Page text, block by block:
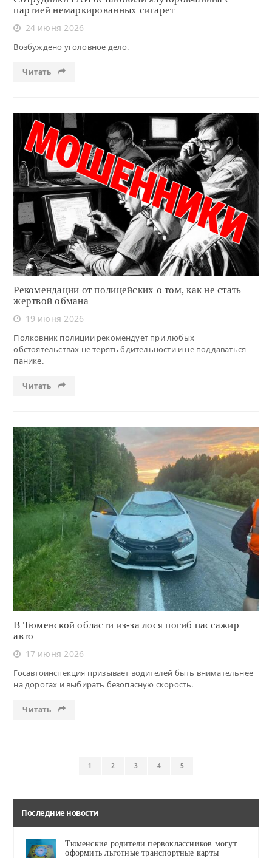
партией немаркированных сигарет
24 июня 2026
Возбуждено уголовное дело.
Читать
Читать
Рекомендации от полицейских о том, как не стать
жертвой обмана
19 июня 2026
Полковник полиции рекомендует при любых
обстоятельствах не терять бдительности и не поддаваться
панике.
Читать
Читать
В Тюменской области из-за лося погиб пассажир
авто
17 июня 2026
Госавтоинспекция призывает водителей быть внимательнее
на дорогах и выбирать безопасную скорость.
Читать
1 2 3 4 5
Последние новости
Тюменские родители первоклассников могут
оформить льготные транспортные карты